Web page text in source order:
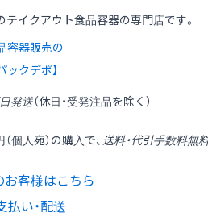
イクアウト食品容器の専門店です。
容器販売の
ックデポ】
発送（休日・受発注品を除く）
（個人宛）の購入で、 送料・代引手数料無
客様はこちら
払い・配送